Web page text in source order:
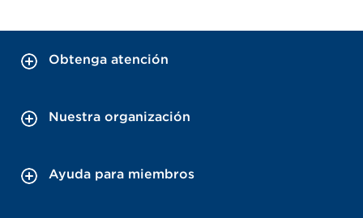
Obtenga atención
Nuestra organización
Ayuda para miembros